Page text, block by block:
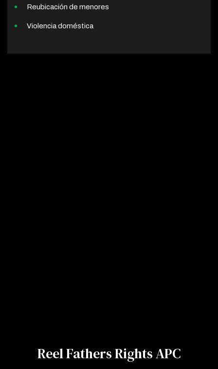
Reubicación de menores
Violencia doméstica
Reel Fathers Rights APC